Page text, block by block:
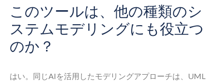
このツールは、他の種類のシ
ステムモデリングにも役立つ
のか？
はい。同じAIを活用したモデリングアプローチは、UML